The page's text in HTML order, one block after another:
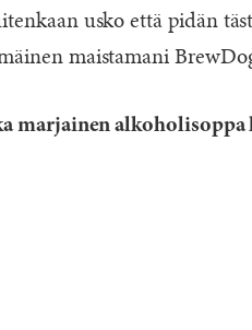
usko että pidän
maistamani
marjainen alkoholisoppa